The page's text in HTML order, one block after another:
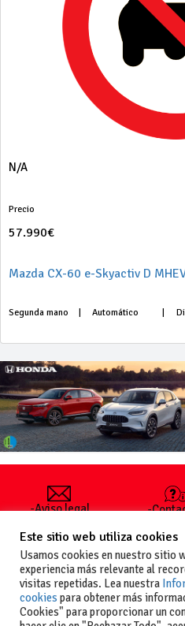
N/A
Precio
57.990€
Mazda CX-60 e-Skyactiv D
Segunda mano Automático
-Aviso legal
generales
de uso
-Política de
privacidad
-Política de
cookies
-
-
Este sitio web utiliza cookies
Usamos cookies en nuestro sitio
experiencia más relevante al
visitas repetidas. Lea nuestra
cookies para obtener más
Cookies" para proporcionar un